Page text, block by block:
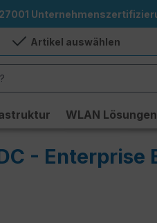
Artikel auswählen
WLAN Lösungen
- Enterprise